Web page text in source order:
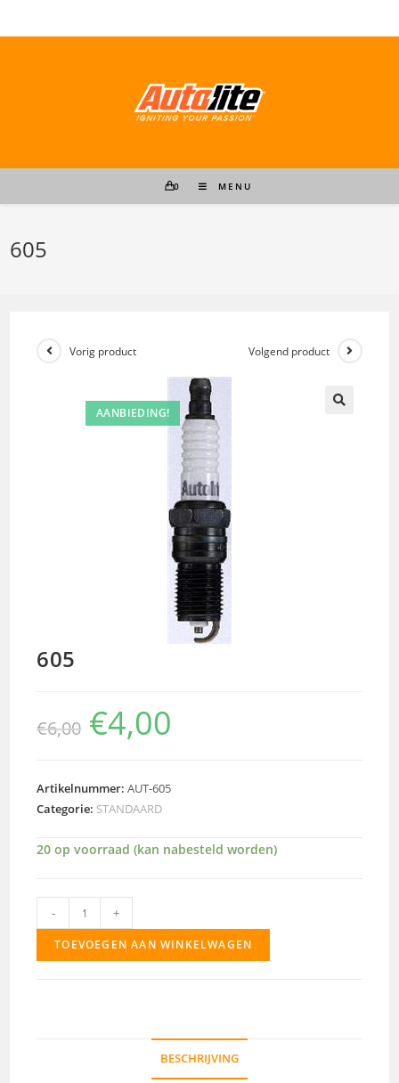
naar
0 MENU
605
AANBIEDING!
Vorig product Volgend product
605
€6,00 €4,00
Artikelnummer:AUT-605
Categorie: STANDAARD
20 op voorraad (kan nabesteld worden)
-
605
aantal
+
TOEVOEGEN AAN WINKELWAGEN
BESCHRIJVING